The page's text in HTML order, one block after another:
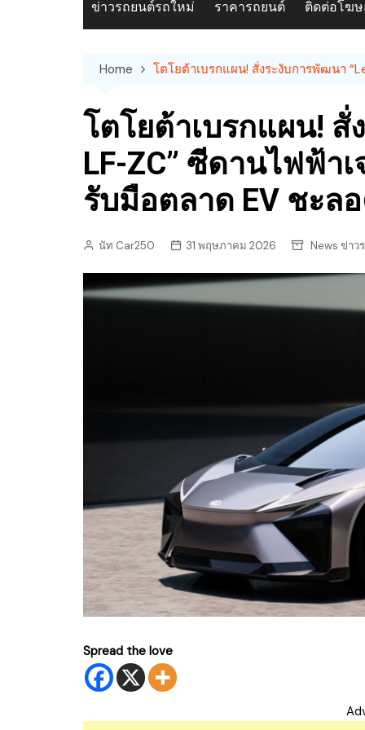
ข่าวรถยนต์รถใหม่ ราคารถยนต์ ติดต่อโฆ
Home โตโยต้าเบรกแผน! สั่งระงับการพัฒนา
โตโยต้าเบรกแผน! สั่
LF-ZC” ซีดานไฟฟ้า
รับมือตลาด EV ชะล
นัท Car250 31 พฤษภาคม 2026 News ข่าว
Spread the love